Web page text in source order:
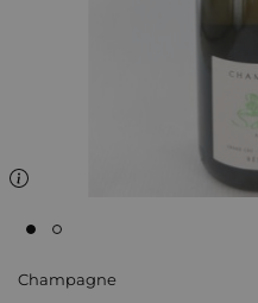
Champagne